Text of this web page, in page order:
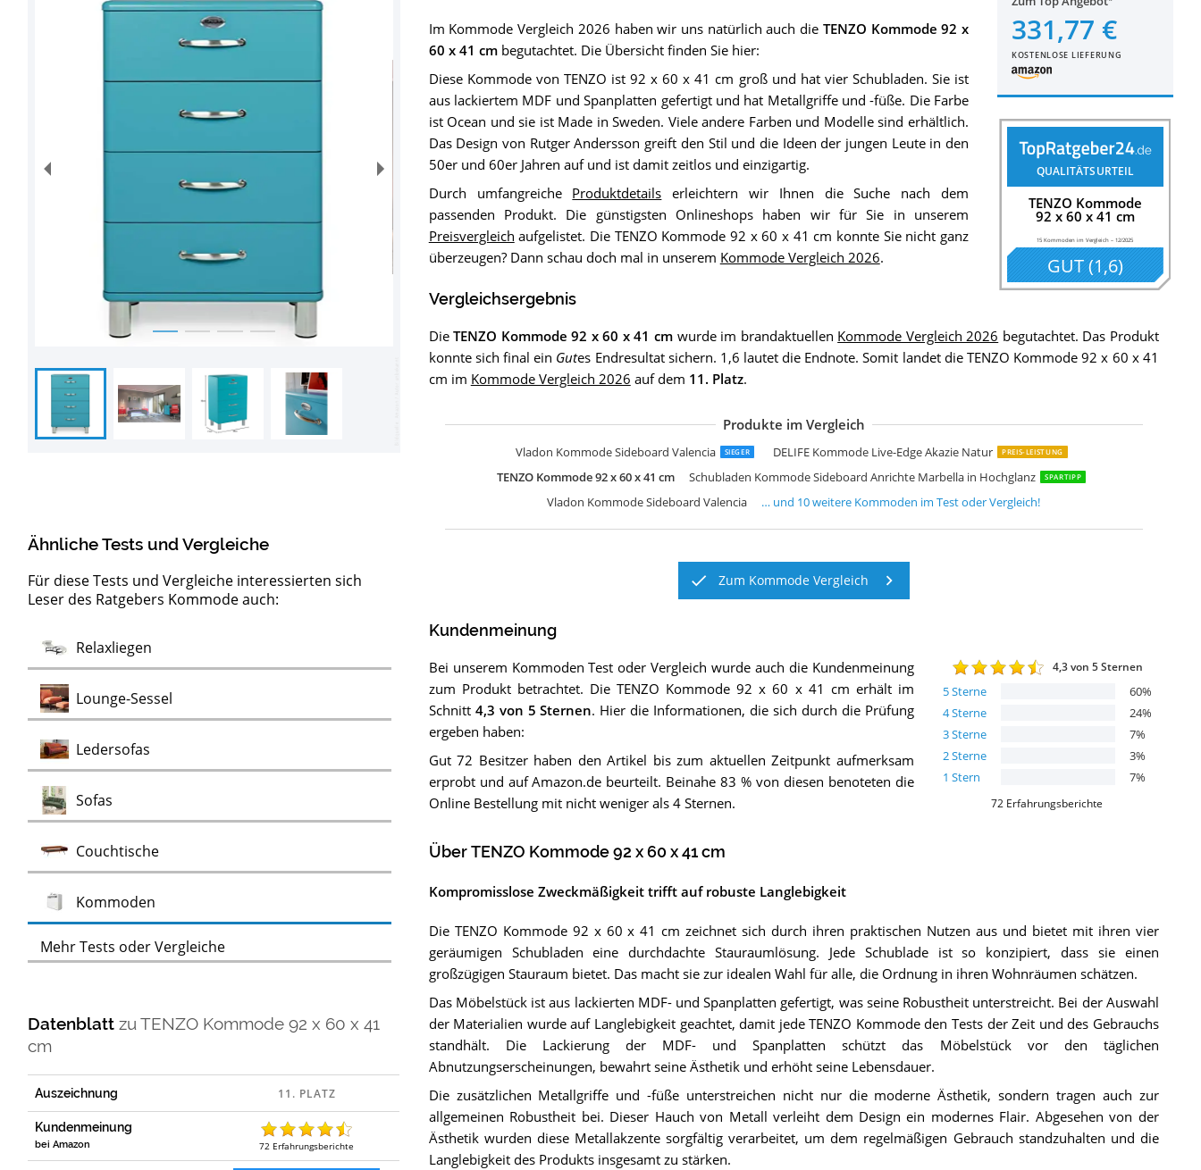
Ähnliche Tests und Vergleiche
Für diese Tests und Vergleiche interessierten sich
Leser des Ratgebers Kommode auch:
Relaxliegen
Lounge-Sessel
Ledersofas
Sofas
CouchtischeTest
Lowboards
SideboardsTest
Kommoden
Barock
KommodenTest
ClubsesselTest
MöbelklassikerTest
SchaukelstühleTest
VitrinenTest
Wohnwände
ChaiselonguesTest
Vintage SesselTest
Mehr Tests oder Vergleiche
DatenblattzuTENZO Kommode 92 x 60 x 41
cm
Auszeichnung
Kundenmeinung
bei Amazon 72 Erfahrungsberichte
331,77 €
KOSTENLOSE LIEFERUNG
QUALITÄTSURTEIL
TENZO Kommode
92 x 60 x 41 cm
15 Kommoden im Vergleich –12/2025
GUT(1,6)
Im Kommode Vergleich 2026 haben wir uns natürlich auch die TENZO Kommode 92 x
60 x 41 cmbegutachtet. Die Übersicht finden Sie hier:
Diese Kommode von TENZO ist 92 x 60 x 41 cm groß und hat vier Schubladen. Sie ist
aus lackiertem MDF und Spanplatten gefertigt und hat Metallgriffe und -füße. Die Farbe
ist Ocean und sie ist Made in Sweden. Viele andere Farben und Modelle sind erhältlich.
Das Design von Rutger Andersson greift den Stil und die Ideen der jungen Leute in den
50er und 60er Jahren auf und ist damit zeitlos und einzigartig.
Durch umfangreiche Produktdetails erleichtern wir Ihnen die Suche nach dem
passenden Produkt. Die günstigsten Onlineshops haben wir für Sie in unserem
Preisvergleich aufgelistet. Die TENZO Kommode 92 x 60 x 41 cm konnte Sie nicht ganz
überzeugen? Dann schau doch mal in unserem Kommode Vergleich 2026.
Vergleichsergebnis
DieTENZO Kommode 92 x 60 x 41 cm wurde im brandaktuellen Kommode Vergleich 2026 begutachtet. Das Produkt
konnte sich final ein Gutes Endresultat sichern. 1,6 lautet die Endnote. Somit landet die TENZO Kommode 92 x 60 x 41
cm im Kommode Vergleich 2026 auf dem 11. Platz.
Produkte im Vergleich
Vladon Kommode Sideboard Valencia SIEGER DELIFE Kommode Live-Edge Akazie Natur PREIS-LEISTUNG
TENZO Kommode 92 x 60 x 41 cm Schubladen Kommode Sideboard Anrichte Marbella in Hochglanz SPARTIPP
Vladon Kommode Sideboard Valencia
Danzz Kommode Frame
Ibbe Design Schwarz Sideboard
DELIFE Kommode Eloi Akazie Natur 240x40 cm
Mayaadi-Home Kommode
Vladon Kommode Sideboard Pavos V2
Capri Schlafzimmer Kommode in Wildeiche Optik
Forte Clif Kommode mit 3 Türen und 2 Schubkästen
Masseno Kommode TRES 160 cm
möbelando Highboard Sideboard Anrichte Kommode Schubladenkommode
Wumagin Kommode mit 10 Stoffschubladen
… und 10weitere Kommoden im Test oder Vergleich!
Zum Kommode Vergleich
Kundenmeinung
4,3von 5 Sternen
5Sterne 60%
4Sterne 24%
3Sterne 7%
2Sterne 3%
1 Stern 7%
72 Erfahrungsberichte
Bei unserem Kommoden Test oder Vergleich wurde auch die Kundenmeinung
zum Produkt betrachtet. Die TENZO Kommode 92 x 60 x 41 cm erhält im
Schnitt 4,3 von 5 Sternen. Hier die Informationen, die sich durch die Prüfung
ergeben haben:
Gut 72 Besitzer haben den Artikel bis zum aktuellen Zeitpunkt aufmerksam
erprobt und auf Amazon.de beurteilt. Beinahe 83 % von diesen benoteten die
Online Bestellung mit nicht weniger als 4 Sternen.
Über TENZO Kommode 92 x 60 x 41 cm
Kompromisslose Zweckmäßigkeit trifft auf robuste Langlebigkeit
Die TENZO Kommode 92 x 60 x 41 cm zeichnet sich durch ihren praktischen Nutzen aus und bietet mit ihren vier
geräumigen Schubladen eine durchdachte Stauraumlösung. Jede Schublade ist so konzipiert, dass sie einen
großzügigen Stauraum bietet. Das macht sie zur idealen Wahl für alle, die Ordnung in ihren Wohnräumen schätzen.
Das Möbelstück ist aus lackierten MDF- und Spanplatten gefertigt, was seine Robustheit unterstreicht. Bei der Auswahl
der Materialien wurde auf Langlebigkeit geachtet, damit jede TENZO Kommode den Tests der Zeit und des Gebrauchs
standhält. Die Lackierung der MDF- und Spanplatten schützt das Möbelstück vor den täglichen
Abnutzungserscheinungen, bewahrt seine Ästhetik und erhöht seine Lebensdauer.
Die zusätzlichen Metallgriffe und -füße unterstreichen nicht nur die moderne Ästhetik, sondern tragen auch zur
allgemeinen Robustheit bei. Dieser Hauch von Metall verleiht dem Design ein modernes Flair. Abgesehen von der
Ästhetik wurden diese Metallakzente sorgfältig verarbeitet, um dem regelmäßigen Gebrauch standzuhalten und die
Langlebigkeit des Produkts insgesamt zu stärken.